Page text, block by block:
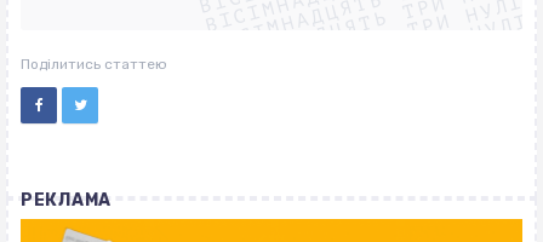
ВІСІМНАДЦЯТЬ ТРИ НУЛІ
ВІСІМНАДЦЯТЬ ТРИ НУЛІ
ВІСІМНАДЦЯТЬ ТРИ НУЛІ
Поділитись статтею
РЕКЛАМА